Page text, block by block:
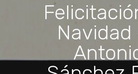
Navidad